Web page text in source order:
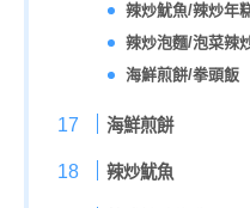
辣炒魷魚/辣炒年
辣炒泡麵/泡菜辣
海鮮煎餅/拳頭飯
海鮮煎餅
辣炒魷魚